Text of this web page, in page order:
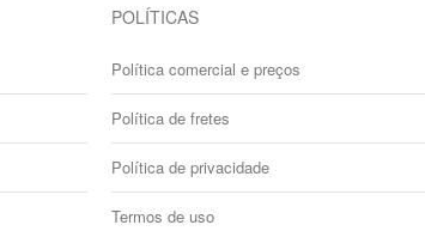
POLÍTICAS
Política comercial e preços
Política de fretes
Política de privacidade
Termos de uso